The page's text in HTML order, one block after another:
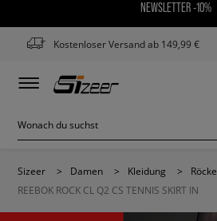
NEWSLETTER -10%
Kostenloser Versand ab 149,99 €
Sizeer > Damen > Kleidung > Röcke
REEBOK ROCK CL Q2 CS TENNIS SKIRT IN